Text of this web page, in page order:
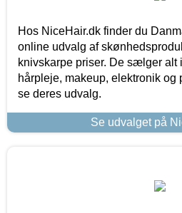
Hos NiceHair.dk finder du
online udvalg af
knivskarpe priser. De sælger alt
hårpleje, makeup, elektronik og
se deres udvalg.
Se udvalget på